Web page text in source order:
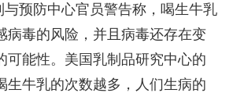
与预防中心官员警告称，喝生牛乳
病毒的风险，并且病毒还存在变
可能性。美国乳制品研究中心的
生牛乳的次数越多，人们生病的